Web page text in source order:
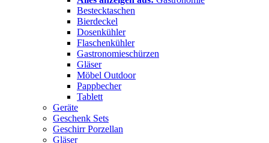
Bestecktaschen
Bierdeckel
Dosenkühler
Flaschenkühler
Gastronomieschürzen
Gläser
Möbel Outdoor
Pappbecher
Tablett
Geräte
Geschenk Sets
Geschirr Porzellan
Gläser